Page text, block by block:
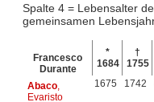
Spalte 4 = Lebensalter
gemeinsamen
Francesco
Durante
*
1684
†
1755
Abaco,
Evaristo
1675 1742